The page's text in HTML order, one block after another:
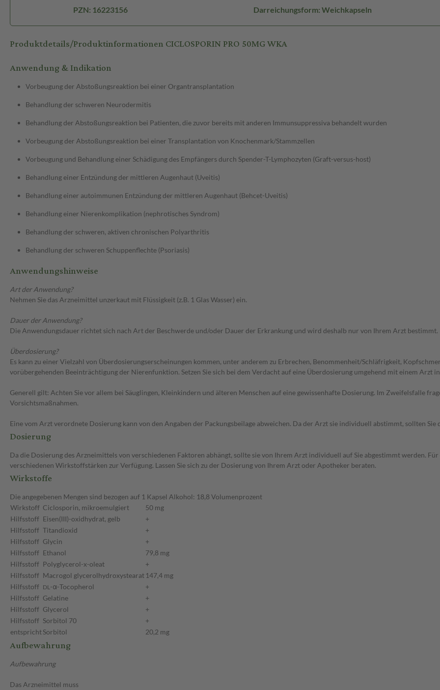
PZN: 16223156 Darreichungsform: Weichkapseln
Produktdetails/Produktinformationen CICLOSPORIN PRO 50MG WKA
Anwendung & Indikation
Vorbeugung der Abstoßungsreaktion bei einer Organtransplantation
Behandlung der schweren Neurodermitis
Behandlung der Abstoßungsreaktion bei Patienten, die zuvor bereits mit anderen Immunsuppressiva behandelt wurden
Vorbeugung der Abstoßungsreaktion bei einer Transplantation von Knochenmark/Stammzellen
Vorbeugung und Behandlung einer Schädigung des Empfängers durch Spender-T-Lymphozyten (Graft-versus-host)
Behandlung einer Entzündung der mittleren Augenhaut (Uveitis)
Behandlung einer autoimmunen Entzündung der mittleren Augenhaut (Behcet-Uveitis)
Behandlung einer Nierenkomplikation (nephrotisches Syndrom)
Behandlung der schweren, aktiven chronischen Polyarthritis
Behandlung der schweren Schuppenflechte (Psoriasis)
Anwendungshinweise
Art der Anwendung?
Nehmen Sie das Arzneimittel unzerkaut mit Flüssigkeit (z.B. 1 Glas Wasser) ein.
Dauer der Anwendung?
Die Anwendungsdauer richtet sich nach Art der Beschwerde und/oder Dauer der Erkrankung und wird deshalb nur von Ihrem Arzt bestimmt.
Überdosierung?
Es kann zu einer Vielzahl von Überdosierungserscheinungen kommen, unter anderem zu Erbrechen, Benommenheit/Schläfrigkeit,
vorübergehenden Beeinträchtigung der Nierenfunktion. Setzen Sie sich bei dem Verdacht auf eine Überdosierung umgehend mit einem Arzt
Generell gilt: Achten Sie vor allem bei Säuglingen, Kleinkindern und älteren Menschen auf eine gewissenhafte Dosierung. Im Zweifelsfalle
Vorsichtsmaßnahmen.
Eine vom Arzt verordnete Dosierung kann von den Angaben der Packungsbeilage abweichen. Da der Arzt sie individuell abstimmt, sollten
Dosierung
Da die Dosierung des Arzneimittels von verschiedenen Faktoren abhängt, sollte sie von Ihrem Arzt individuell auf Sie abgestimmt werden.
verschiedenen Wirkstoffstärken zur Verfügung. Lassen Sie sich zu der Dosierung von Ihrem Arzt oder Apotheker beraten.
Wirkstoffe
Die angegebenen Mengen sind bezogen auf 1 Kapsel Alkohol: 18,8 Volumenprozent
Wirkstoff Ciclosporin, mikroemulgiert
50 mg
Hilfsstoff Eisen(III)-oxidhydrat, gelb
+
Hilfsstoff Titandioxid
+
Hilfsstoff Glycin
+
Hilfsstoff Ethanol
79,8 mg
Hilfsstoff Polyglycerol-x-oleat
+
Hilfsstoff Macrogol glycerolhydroxystearat 147,4 mg
Hilfsstoff DL-α-Tocopherol
+
Hilfsstoff Gelatine
+
Hilfsstoff Glycerol
+
Hilfsstoff Sorbitol 70
+
entsprichtSorbitol 20,2 mg
Aufbewahrung
Aufbewahrung
Das Arzneimittel muss